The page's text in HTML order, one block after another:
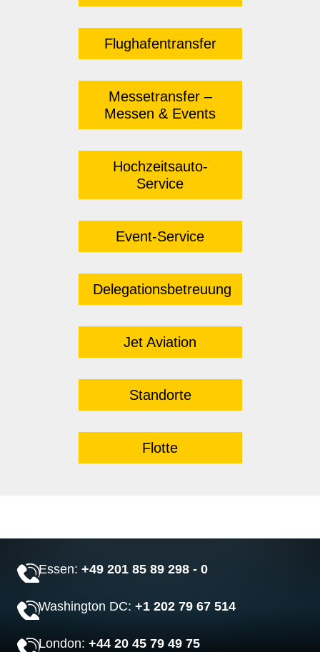
Flughafentransfer
Messetransfer –
Messen & Events
Hochzeitsauto-
Service
Event-Service
Delegationsbetreuung
Jet Aviation
Standorte
Flotte
Essen:+49 201 85 89 298 - 0
Washington DC:+1 202 79 67 514
London:+44 20 45 79 49 75